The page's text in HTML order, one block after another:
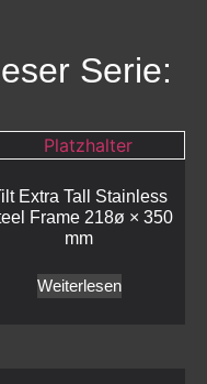
Serie:
Extra Tall Stainless
Frame 218ø × 350
mm
Weiterlesen